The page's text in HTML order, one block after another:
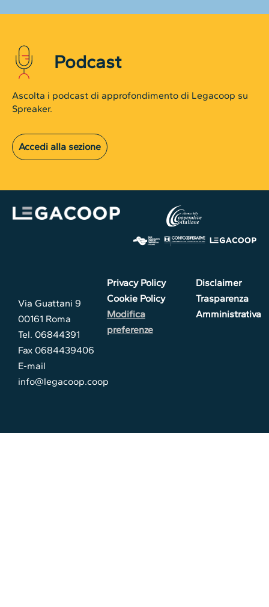
Podcast
Ascolta i podcast di approfondimento di Legacoop su
Spreaker.
Accedi alla sezione
Via Guattani 9
00161 Roma
Tel. 06844391
Fax 0684439406
E-mail
info@legacoop.coop
Privacy Policy
Cookie Policy
Modifica
preferenze
Disclaimer
Trasparenza
Amministrativa